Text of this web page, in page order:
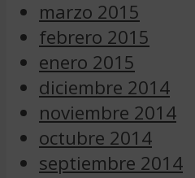
marzo 2015
febrero 2015
enero 2015
diciembre 2014
noviembre 2014
octubre 2014
septiembre 2014